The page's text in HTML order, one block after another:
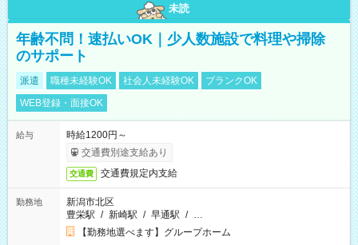
未読
年齢不問！速払いOK｜少人数施設で料理や掃除
のサポート
派遣 職種未経験OK 社会人未経験OK
ブランクOK
WEB登録・面接OK
給与
時給1200円～
交通費別途支給あり
交通費 交通費規定内支給
勤務地
新潟市北区
豊栄駅 / 新崎駅 / 早通駅 / …
【勤務地選べます】グループホーム